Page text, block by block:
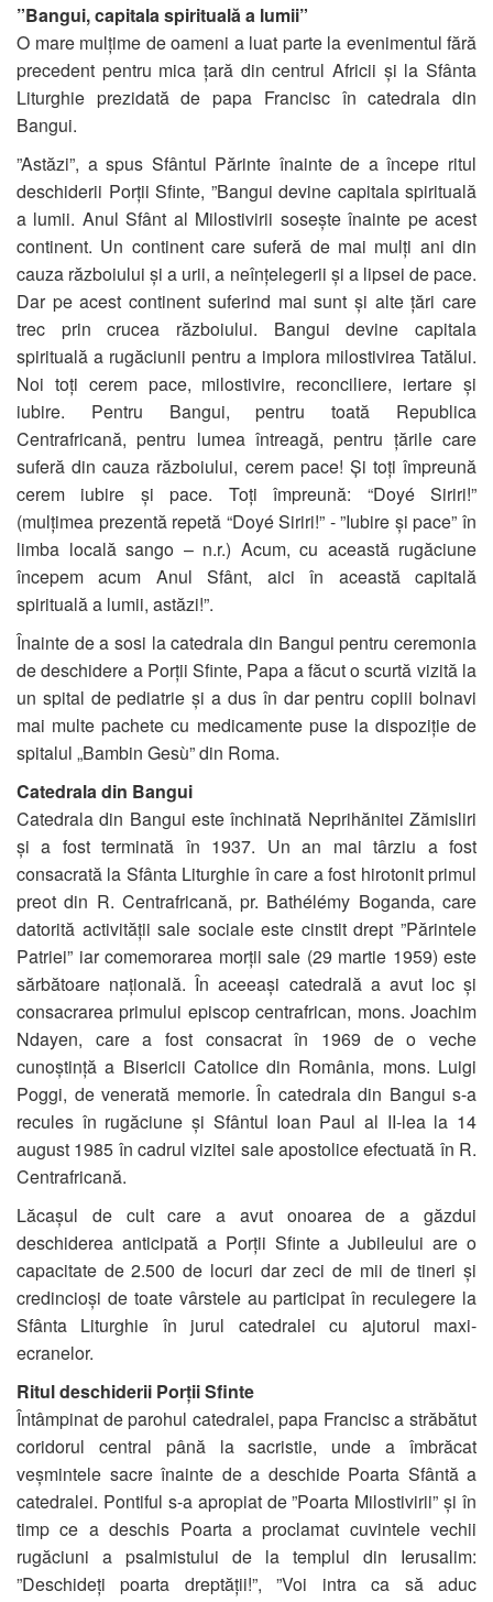
”Bangui, capitala spirituală a lumii”
O mare mulțime de oameni a luat parte la evenimentul fără
precedent pentru mica țară din centrul Africii și la Sfânta
Liturghie prezidată de papa Francisc în catedrala din
Bangui.
”Astăzi”, a spus Sfântul Părinte înainte de a începe ritul
deschiderii Porții Sfinte, ”Bangui devine capitala spirituală
a lumii. Anul Sfânt al Milostivirii sosește înainte pe acest
continent. Un continent care suferă de mai mulți ani din
cauza războiului și a urii, a neînțelegerii și a lipsei de pace.
Dar pe acest continent suferind mai sunt și alte țări care
trec prin crucea războiului. Bangui devine capitala
spirituală a rugăciunii pentru a implora milostivirea Tatălui.
Noi toți cerem pace, milostivire, reconciliere, iertare și
iubire. Pentru Bangui, pentru toată Republica
Centrafricană, pentru lumea întreagă, pentru țările care
suferă din cauza războiului, cerem pace! Și toți împreună
cerem iubire și pace. Toți împreună: “Doyé Siriri!”
(mulțimea prezentă repetă “Doyé Siriri!” - ”Iubire și pace” în
limba locală sango – n.r.) Acum, cu această rugăciune
începem acum Anul Sfânt, aici în această capitală
spirituală a lumii, astăzi!”.
Înainte de a sosi la catedrala din Bangui pentru ceremonia
de deschidere a Porții Sfinte, Papa a făcut o scurtă vizită la
un spital de pediatrie și a dus în dar pentru copiii bolnavi
mai multe pachete cu medicamente puse la dispoziție de
spitalul „Bambin Gesù” din Roma.
Catedrala din Bangui
Catedrala din Bangui este închinată Neprihănitei Zămisliri
și a fost terminată în 1937. Un an mai târziu a fost
consacrată la Sfânta Liturghie în care a fost hirotonit primul
preot din R. Centrafricană, pr. Bathélémy Boganda, care
datorită activității sale sociale este cinstit drept ”Părintele
Patriei” iar comemorarea morții sale (29 martie 1959) este
sărbătoare națională. În aceeași catedrală a avut loc și
consacrarea primului episcop centrafrican, mons. Joachim
Ndayen, care a fost consacrat în 1969 de o veche
cunoștință a Bisericii Catolice din România, mons. Luigi
Poggi, de venerată memorie. În catedrala din Bangui s-a
recules în rugăciune și Sfântul Ioan Paul al II-lea la 14
august 1985 în cadrul vizitei sale apostolice efectuată în R.
Centrafricană.
Lăcașul de cult care a avut onoarea de a găzdui
deschiderea anticipată a Porții Sfinte a Jubileului are o
capacitate de 2.500 de locuri dar zeci de mii de tineri și
credincioși de toate vârstele au participat în reculegere la
Sfânta Liturghie în jurul catedralei cu ajutorul maxi-
ecranelor.
Ritul deschiderii Porții Sfinte
Întâmpinat de parohul catedralei, papa Francisc a străbătut
coridorul central până la sacristie, unde a îmbrăcat
veșmintele sacre înainte de a deschide Poarta Sfântă a
catedralei. Pontiful s-a apropiat de ”Poarta Milostivirii” și în
timp ce a deschis Poarta a proclamat cuvintele vechii
rugăciuni a psalmistului de la templul din Ierusalim:
”Deschideți poarta dreptății!”, ”Voi intra ca să aduc